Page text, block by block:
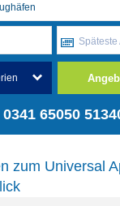
Späteste
65050
zum Universal